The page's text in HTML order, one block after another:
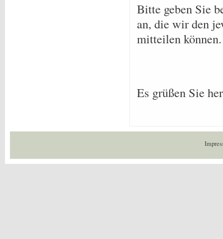
Bitte geben Sie
an, die wir den
mitteilen können.
Es grüßen Sie